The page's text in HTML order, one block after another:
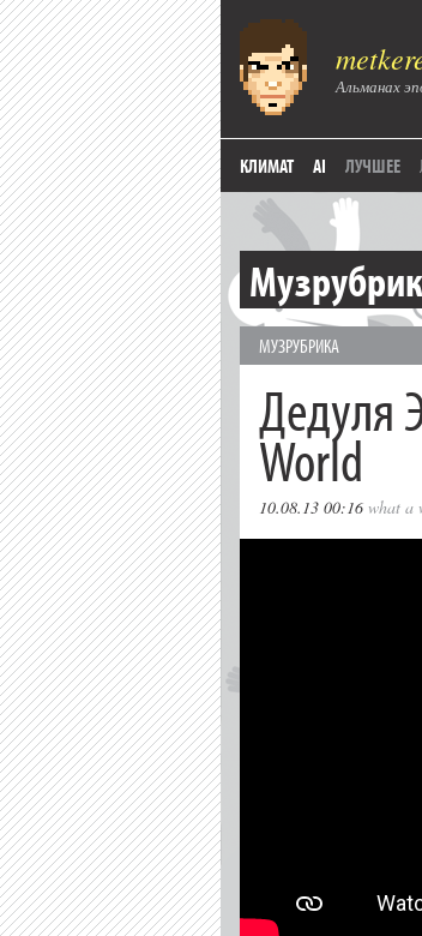
Альманах
КЛИМАТ AI ЛУЧШЕЕ
МУЗРУБРИКА
Дедуля
World
10.08.13 00:16 what a